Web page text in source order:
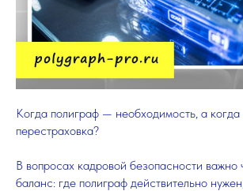
Когда полиграф — необходимость, а
перестраховка?
В вопросах кадровой безопасности важно
баланс: где полиграф действительно